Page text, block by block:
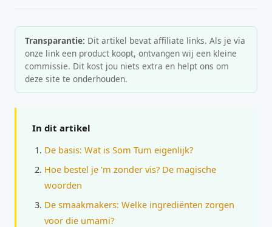
Transparantie: Dit artikel bevat affiliate links. Als je via
onze link een product koopt, ontvangen wij een kleine
commissie. Dit kost jou niets extra en helpt ons om
deze site te onderhouden.
In dit artikel
De basis: Wat is Som Tum eigenlijk?
Hoe bestel je 'm zonder vis? De magische
woorden
De smaakmakers: Welke ingrediënten zorgen
voor die umami?